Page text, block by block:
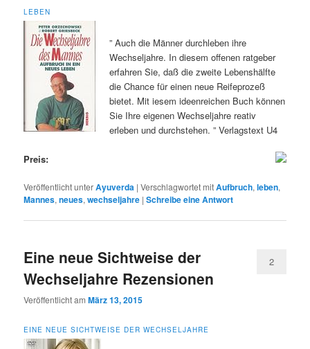
LEBEN
” Auch die Männer durchleben ihre
Wechseljahre. In diesem offenen ratgeber
erfahren Sie, daß die zweite Lebenshälfte
die Chance für einen neue Reifeprozeß
bietet. Mit iesem ideenreichen Buch können
Sie Ihre eigenen Wechseljahre reativ
erleben und durchstehen. ” Verlagstext U4
Preis:
Veröffentlicht unterAyuverda |Verschlagwortet mitAufbruch,leben,
Mannes,neues,wechseljahre |Schreibe eine Antwort
Eine neue Sichtweise der
Wechseljahre Rezensionen
Veröffentlicht amMärz 13, 2015
2
EINE NEUE SICHTWEISE DER WECHSELJAHRE